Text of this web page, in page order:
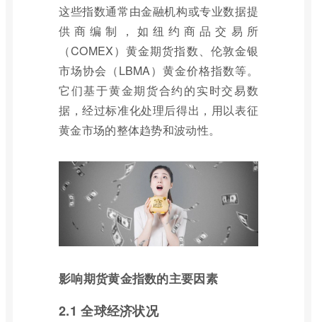
这些指数通常由金融机构或专业数据提
供商编制，如纽约商品交易所
（COMEX）黄金期货指数、伦敦金银
市场协会（LBMA）黄金价格指数等。
它们基于黄金期货合约的实时交易数
据，经过标准化处理后得出，用以表征
黄金市场的整体趋势和波动性。
影响期货黄金指数的主要因素
2.1 全球经济状况